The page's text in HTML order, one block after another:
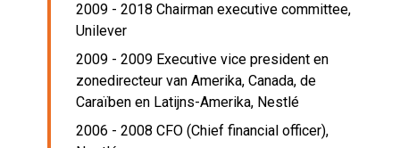
2009 - 2018 Chairman executive committee,
Unilever
2009 - 2009 Executive vice president en
zonedirecteur van Amerika, Canada, de
Caraïben en Latijns-Amerika, Nestlé
2006 - 2008 CFO (Chief financial officer),